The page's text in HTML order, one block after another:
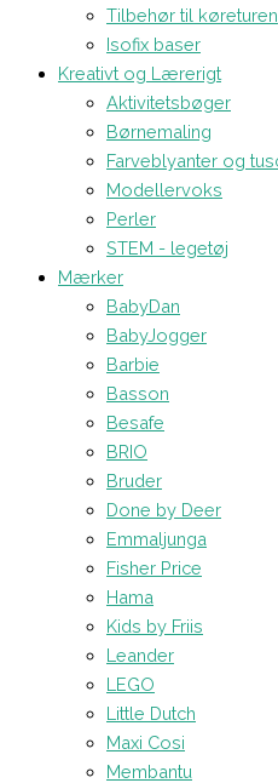
Tilbehør til køreturen
Isofix baser
Kreativt og Lærerigt
Aktivitetsbøger
Børnemaling
Farveblyanter og
Modellervoks
Perler
STEM - legetøj
Mærker
BabyDan
BabyJogger
Barbie
Basson
Besafe
BRIO
Bruder
Done by Deer
Emmaljunga
Fisher Price
Hama
Kids by Friis
Leander
LEGO
Little Dutch
Maxi Cosi
Membantu